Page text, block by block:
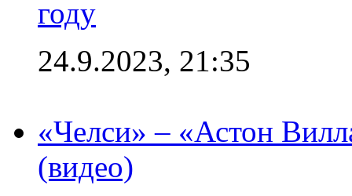
году
24.9.2023, 21:35
«Челси» – «Астон
(видео)